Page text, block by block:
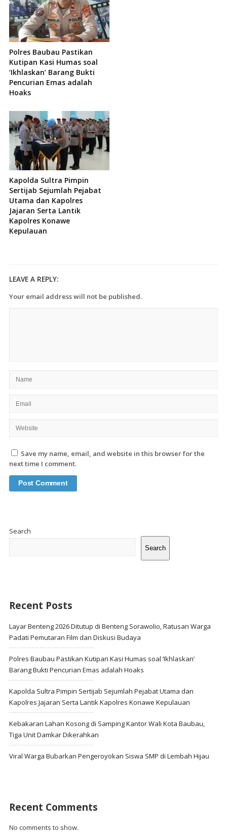
Polres Baubau Pastikan
Kutipan Kasi Humas soal
‘Ikhlaskan’ Barang Bukti
Pencurian Emas adalah
Hoaks
Kapolda Sultra Pimpin
Sertijab Sejumlah Pejabat
Utama dan Kapolres
Jajaran Serta Lantik
Kapolres Konawe
Kepulauan
LEAVE A REPLY:
Your email address will not be published.
Save my name, email, and website in this browser for the
next time I comment.
Search
Search
Recent Posts
Layar Benteng 2026 Ditutup di Benteng Sorawolio, Ratusan Warga
Padati Pemutaran Film dan Diskusi Budaya
Polres Baubau Pastikan Kutipan Kasi Humas soal ‘Ikhlaskan’
Barang Bukti Pencurian Emas adalah Hoaks
Kapolda Sultra Pimpin Sertijab Sejumlah Pejabat Utama dan
Kapolres Jajaran Serta Lantik Kapolres Konawe Kepulauan
Kebakaran Lahan Kosong di Samping Kantor Wali Kota Baubau,
Tiga Unit Damkar Dikerahkan
Viral Warga Bubarkan Pengeroyokan Siswa SMP di Lembah Hijau
Recent Comments
No comments to show.